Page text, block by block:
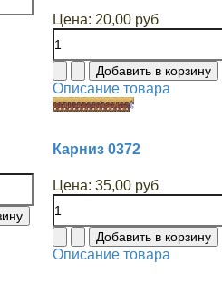
Цена: 20,00 руб
Описание товара
Карниз 0372
Цена: 35,00 руб
Описание товара